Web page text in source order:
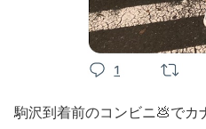
駒沢到着前のコンビニ💩でカ